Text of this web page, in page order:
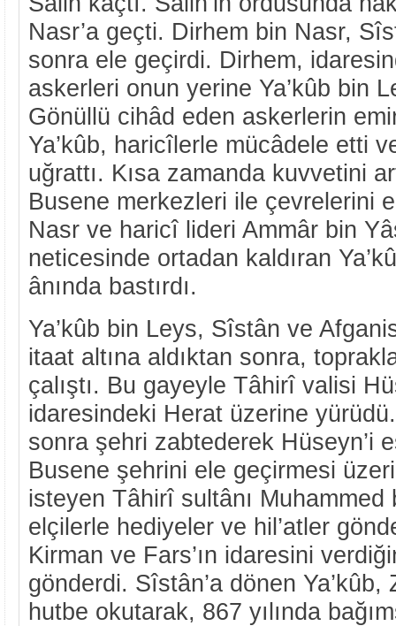
Nasr’a geçti. Dirhem bin Nasr,
sonra ele geçirdi. Dirhem,
askerleri onun yerine Ya’kûb bin
Gönüllü cihâd eden askerlerin
Ya’kûb, haricîlerle mücâdele etti
uğrattı. Kısa zamanda kuvvetini
Busene merkezleri ile çevrelerini
Nasr ve haricî lideri Ammâr bin
neticesinde ortadan kaldıran
ânında bastırdı.
Ya’kûb bin Leys, Sîstân ve
itaat altına aldıktan sonra,
çalıştı. Bu gayeyle Tâhirî valisi
idaresindeki Herat üzerine
sonra şehri zabtederek Hüseyn’i
Busene şehrini ele geçirmesi
isteyen Tâhirî sultânı Muhammed
elçilerle hediyeler ve hil’atler
Kirman ve Fars’ın idaresini
gönderdi. Sîstân’a dönen Ya’kûb,
hutbe okutarak, 867 yılında